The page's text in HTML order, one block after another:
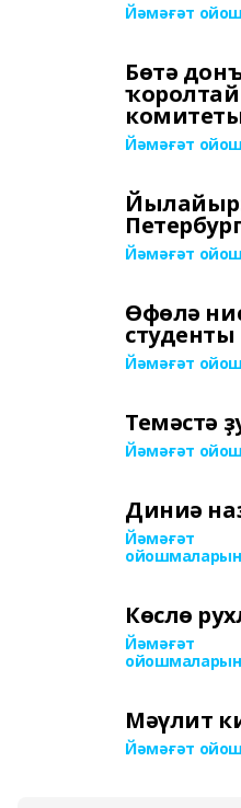
Йәмәғәт
Бөтә
Йәмәғәт
Йәмәғәт
Өфөлә
Йәмәғәт
Темәстә
Йәмәғәт
Диниә
Йәмәғәт
Көслө
Йәмәғәт
Мәүлит
Йәмәғәт